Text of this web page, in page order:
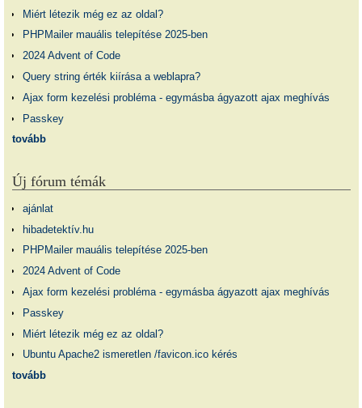
Miért létezik még ez az oldal?
PHPMailer mauális telepítése 2025-ben
2024 Advent of Code
Query string érték kiírása a weblapra?
Ajax form kezelési probléma - egymásba ágyazott ajax meghívás
Passkey
tovább
Új fórum témák
ajánlat
hibadetektív.hu
PHPMailer mauális telepítése 2025-ben
2024 Advent of Code
Ajax form kezelési probléma - egymásba ágyazott ajax meghívás
Passkey
Miért létezik még ez az oldal?
Ubuntu Apache2 ismeretlen /favicon.ico kérés
tovább